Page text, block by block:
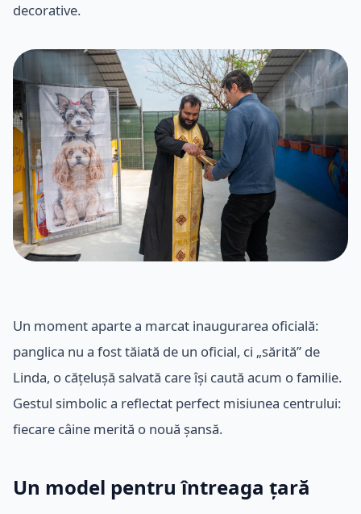
decorative.
Un moment aparte a marcat inaugurarea oficială:
panglica nu a fost tăiată de un oficial, ci „sărită” de
Linda, o cățelușă salvată care își caută acum o familie.
Gestul simbolic a reflectat perfect misiunea centrului:
fiecare câine merită o nouă șansă.
Un model pentru întreaga țară